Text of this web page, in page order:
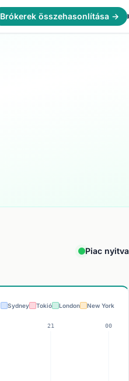
Brókerek összehasonlítása →
Piac nyitva
Sydney Tokió London New York